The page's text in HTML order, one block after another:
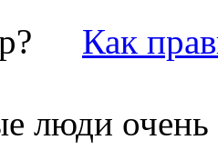
Как
люди очень